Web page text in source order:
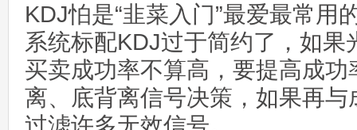
KDJ怕是“韭菜入门”最爱最常用
系统标配KDJ过于简约了，如果
买卖成功率不算高，要提高成
离、底背离信号决策，如果再